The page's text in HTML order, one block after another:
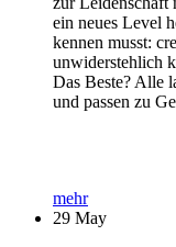
ein neues Level
kennen musst:
unwiderstehlich
Das Beste? Alle
und passen zu
mehr
29 May